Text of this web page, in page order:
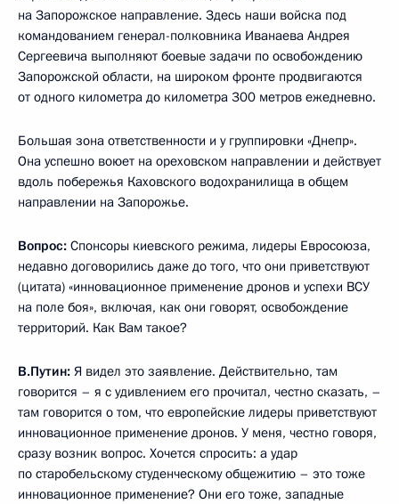
на Запорожское направление. Здесь наши войска под
командованием генерал-полковника Иванаева Андрея
Сергеевича выполняют боевые задачи по освобождению
Запорожской области, на широком фронте продвигаются
от одного километра до километра 300 метров ежедневно.
Большая зона ответственности и у группировки «Днепр».
Она успешно воюет на ореховском направлении и действует
вдоль побережья Каховского водохранилища в общем
направлении на Запорожье.
Вопрос: Спонсоры киевского режима, лидеры Евросоюза,
недавно договорились даже до того, что они приветствуют
(цитата) «инновационное применение дронов и успехи ВСУ
на поле боя», включая, как они говорят, освобождение
территорий. Как Вам такое?
В.Путин: Я видел это заявление. Действительно, там
говорится – я с удивлением его прочитал, честно сказать, –
там говорится о том, что европейские лидеры приветствуют
инновационное применение дронов. У меня, честно говоря,
сразу возник вопрос. Хочется спросить: а удар
по старобельскому студенческому общежитию – это тоже
инновационное применение? Они его тоже, западные